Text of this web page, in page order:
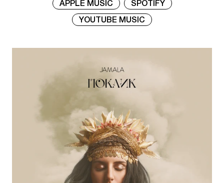
APPLE MUSIC SPOTIFY
YOUTUBE MUSIC